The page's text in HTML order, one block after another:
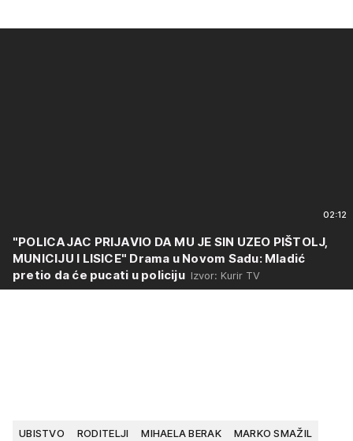
02:12
"POLICAJAC PRIJAVIO DA MU JE SIN UZEO PIŠTOLJ,
MUNICIJU I LISICE" Drama u Novom Sadu: Mladić
pretio da će pucati u policijuIzvor: Kurir TV
UBISTVO RODITELJI MIHAELA BERAK MARKO SMAŽIL